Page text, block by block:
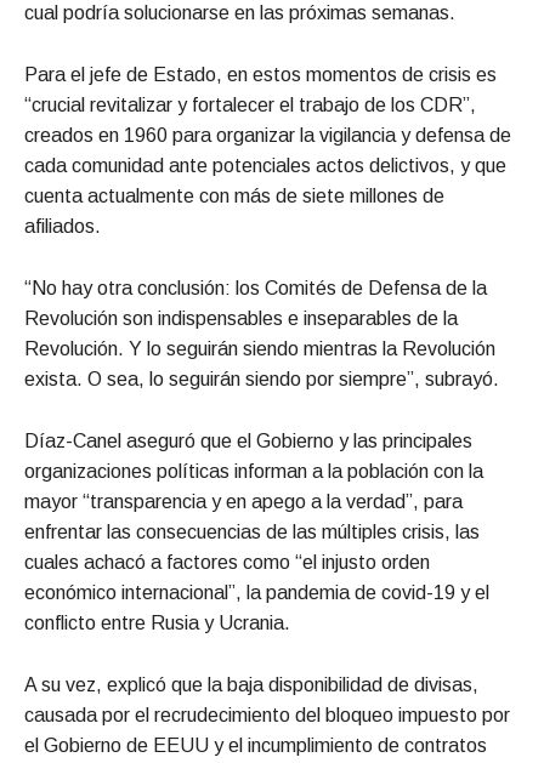
cual podría solucionarse en las próximas semanas.
Para el jefe de Estado, en estos momentos de crisis es
“crucial revitalizar y fortalecer el trabajo de los CDR”,
creados en 1960 para organizar la vigilancia y defensa de
cada comunidad ante potenciales actos delictivos, y que
cuenta actualmente con más de siete millones de
afiliados.
“No hay otra conclusión: los Comités de Defensa de la
Revolución son indispensables e inseparables de la
Revolución. Y lo seguirán siendo mientras la Revolución
exista. O sea, lo seguirán siendo por siempre”, subrayó.
Díaz-Canel aseguró que el Gobierno y las principales
organizaciones políticas informan a la población con la
mayor “transparencia y en apego a la verdad”, para
enfrentar las consecuencias de las múltiples crisis, las
cuales achacó a factores como “el injusto orden
económico internacional”, la pandemia de covid-19 y el
conflicto entre Rusia y Ucrania.
A su vez, explicó que la baja disponibilidad de divisas,
causada por el recrudecimiento del bloqueo impuesto por
el Gobierno de EEUU y el incumplimiento de contratos